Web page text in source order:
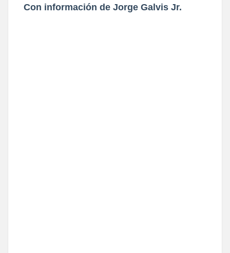
Con información de Jorge Galvis Jr.